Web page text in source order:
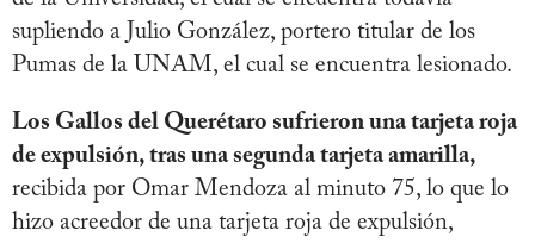
supliendo a Julio González, portero titular de los
Pumas de la UNAM, el cual se encuentra lesionado.
Los Gallos del Querétaro sufrieron una tarjeta roja
de expulsión, tras una segunda tarjeta amarilla,
recibida por Omar Mendoza al minuto 75, lo que lo
hizo acreedor de una tarjeta roja de expulsión,